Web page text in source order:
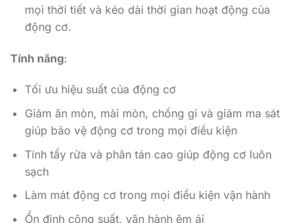
mọi thời tiết và kéo dài thời gian hoạt động của
động cơ.
Tính năng:
Tối ưu hiệu suất của động cơ
Giảm ăn mòn, mài mòn, chống gỉ và giảm ma sát
giúp bảo vệ động cơ trong mọi điều kiện
Tính tẩy rửa và phân tán cao giúp động cơ luôn
sạch
Làm mát động cơ trong mọi điều kiện vận hành
Ổn định công suất, vận hành êm ái